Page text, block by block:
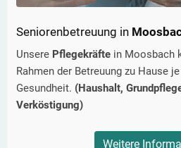
Seniorenbetreuung in
Unsere Pflegekräfte in Moosbach
Rahmen der Betreuung zu Hause
Gesundheit. (Haushalt,
Verköstigung)
Weitere